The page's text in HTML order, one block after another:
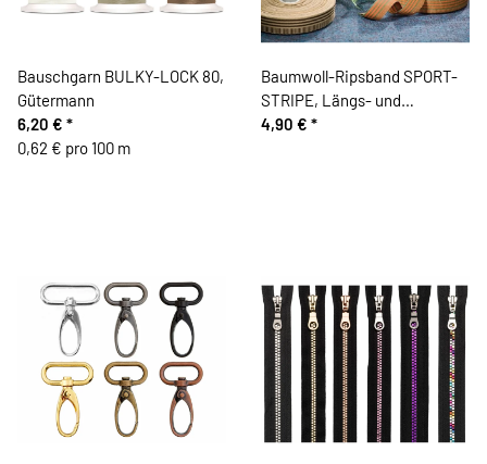
Bauschgarn BULKY-LOCK 80,
Gütermann
6,20 € *
0,62 € pro 100 m
Baumwoll-Ripsband SPORT-
STRIPE, Längs- und
Querstreifen, 25 mm breit
4,90 € *